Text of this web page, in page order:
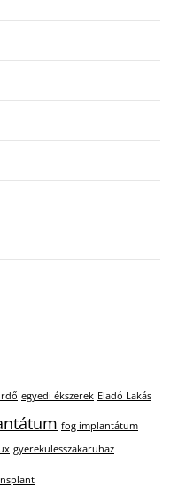
egyedi ékszerek Eladó Lakás
fog implantátum
gyerekulesszakaruhaz